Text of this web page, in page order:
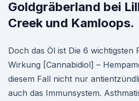
Goldgräberland bei
Creek und Kamloops.
Doch das Öl ist Die 6 wichtigsten
Wirkung [Cannabidiol] –
diesem Fall nicht nur
auch das Immunsystem.